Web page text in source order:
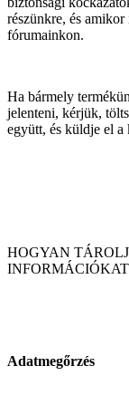
részünkre, és
fórumainkon.
Ha bármely
jelenteni, kérjük,
együtt, és küldje el a
HOGYAN
INFORMÁCIÓKAT
Adatmegőrzés